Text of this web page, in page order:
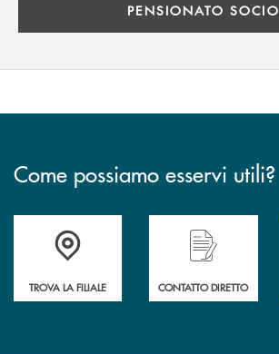
PENSIONATO SOCIO
Come possiamo esservi utili?
Accedi all' elenco completo delle filiali .
TROVA LA FILIALE CONTATTO DIRETTO